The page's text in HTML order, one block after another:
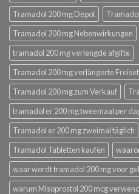
Tramadol 200 mg Depot
Tramadol 200 mg Nebenwirkungen
tramadol 200 mg verlengde afgifte
Tramadol 200 mg verlängerte
Tramadol 200 mg zum Verkauf
tramadol er 200 mg tweemaal per
Tramadol er 200 mg zweimal täglich
Tramadol Tabletten kaufen
waar wordt tramadol 200 mg voor
warum Misoprostol 200 mcg